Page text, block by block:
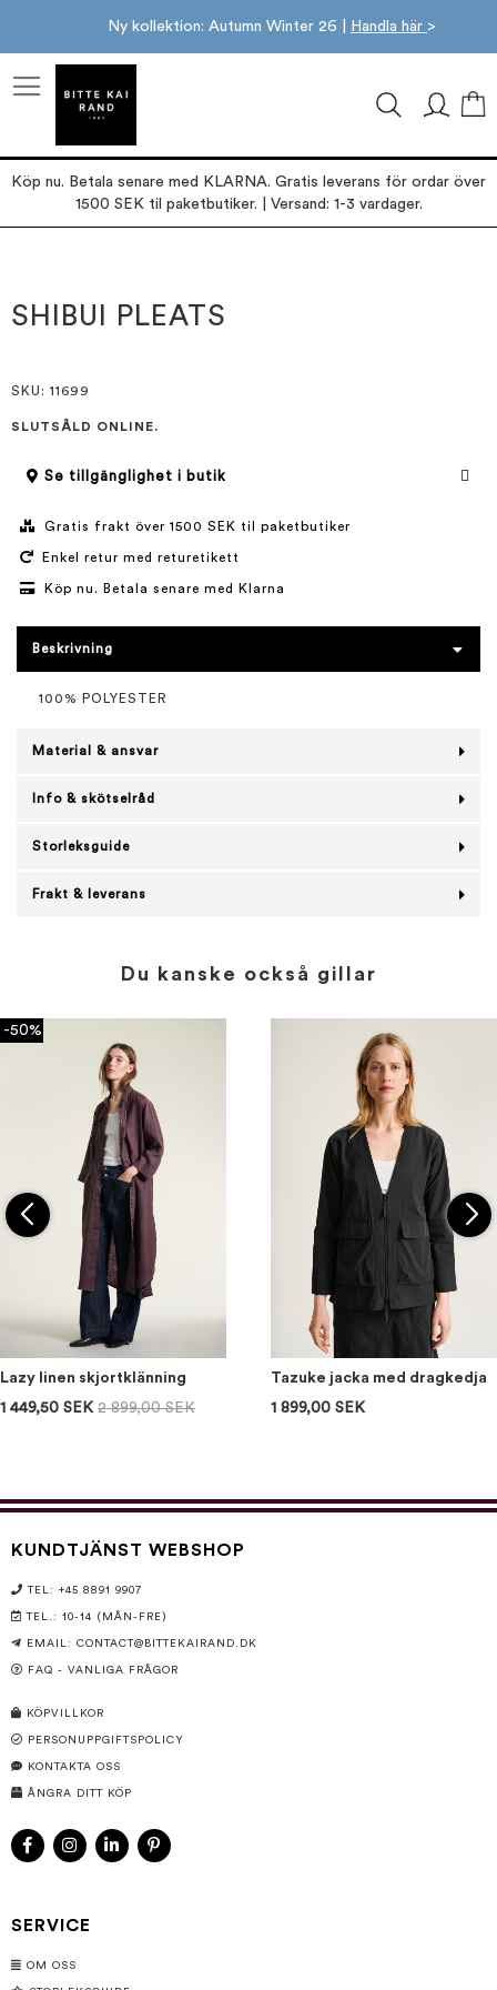
Ny kollektion: Autumn Winter 26 | Handla här >
Köp nu. Betala senare med KLARNA. Gratis leverans för ordar över
1500 SEK til paketbutiker. | Versand: 1-3 vardager.
slutet
av
början
av
SHIBUI PLEATS
SKU : 11699
SLUTSÅLD ONLINE.
Se tillgänglighet i butik
Gratis frakt över 1500 SEK til paketbutiker
Enkel retur med returetikett
Köp nu. Betala senare med Klarna
Beskrivning
100% POLYESTER
Material & ansvar
Info & skötselråd
Storleksguide
Frakt & leverans
Du kanske också gillar
-50%
Lazy linen skjortklänning
1 449,50 SEK 2 899,00 SEK
Tazuke jacka med dragkedja
1 899,00 SEK
KUNDTJÄNST WEBSHOP
TEL: +45 8891 9907
TEL.: 10-14 (MÅN-FRE)
EMAIL: CONTACT@BITTEKAIRAND.DK
FAQ - VANLIGA FRÅGOR
KÖPVILLKOR
PERSONUPPGIFTSPOLICY
KONTAKTA OSS
ÅNGRA DITT KÖP
SERVICE
OM OSS